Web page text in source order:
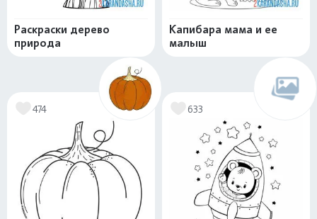
Раскраски дерево
природа
Капибара мама и ее
малыш
474 633